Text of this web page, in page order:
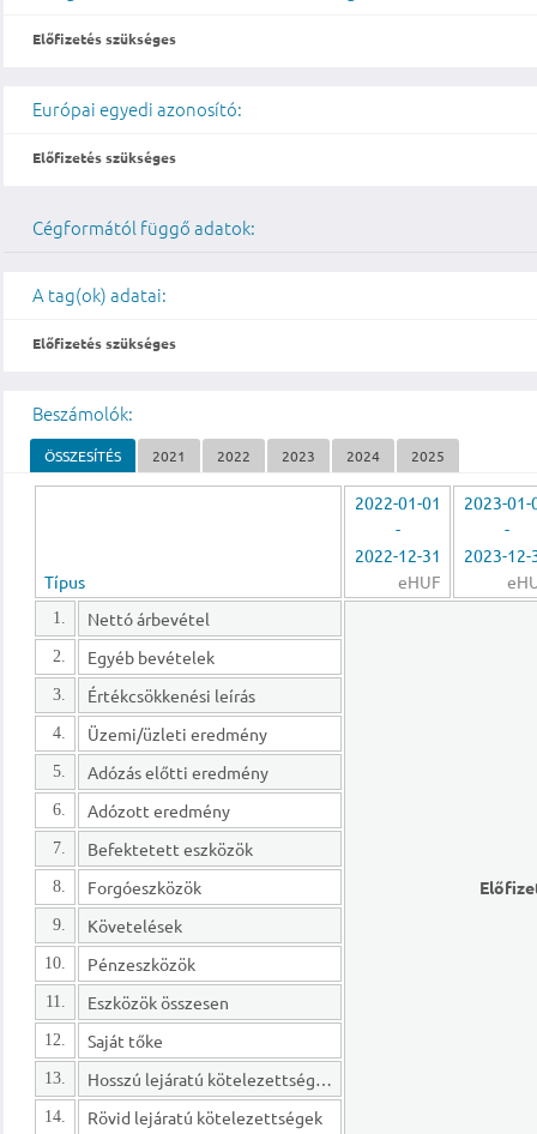
Előfizetés szükséges
Európai egyedi azonosító:
Előfizetés szükséges
Cégformától függő adatok:
A tag(ok) adatai:
Előfizetés szükséges
Beszámolók:
ÖSSZESÍTÉS 2021 2022 2023 2024 2025
Típus
2022-01-01
-
2022-12-31
eHUF
2023-01-
-
2023-12-
1. Nettó árbevétel
2. Egyéb bevételek
3. Értékcsökkenési leírás
4. Üzemi/üzleti eredmény
5. Adózás előtti eredmény
6. Adózott eredmény
7. Befektetett eszközök
8. Forgóeszközök
9. Követelések
10. Pénzeszközök
11. Eszközök összesen
12. Saját tőke
13. Hosszú lejáratú kötelezettségek
14. Rövid lejáratú kötelezettségek